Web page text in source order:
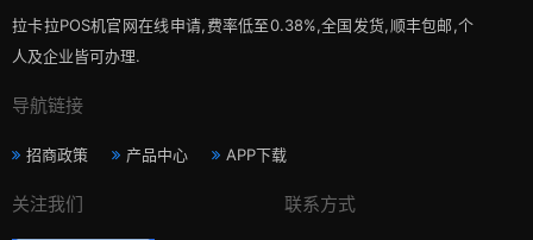
拉卡拉POS机官网在线申请,费率低至0.38%,全国发货,顺丰包邮,个
人及企业皆可办理.
导航链接
招商政策 产品中心 APP下载
关注我们 联系方式